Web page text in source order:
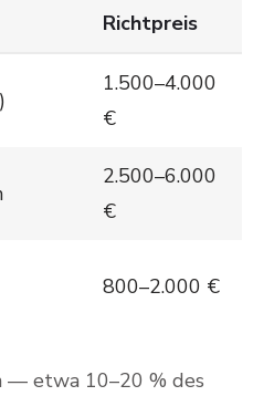
Richtpreis
1.500–4.000
€
2.500–6.000
€
800–2.000 €
— etwa 10–20 % des